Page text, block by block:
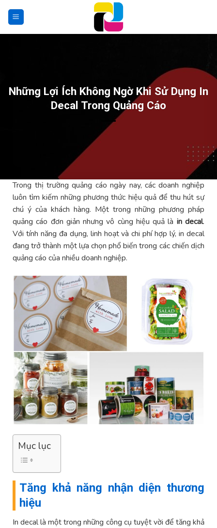
Những Lợi Ích Không Ngờ Khi Sử Dụng In
Decal Trong Quảng Cáo
Trong thị trường quảng cáo ngày nay, các doanh nghiệp
luôn tìm kiếm những phương thức hiệu quả để thu hút sự
chú ý của khách hàng. Một trong những phương pháp
quảng cáo đơn giản nhưng vô cùng hiệu quả là in decal.
Với tính năng đa dụng, linh hoạt và chi phí hợp lý, in decal
đang trở thành một lựa chọn phổ biến trong các chiến dịch
quảng cáo của nhiều doanh nghiệp.
Mục lục
Tăng khả năng nhận diện thương
hiệu
In decal là một trong những công cụ tuyệt vời để tăng khả